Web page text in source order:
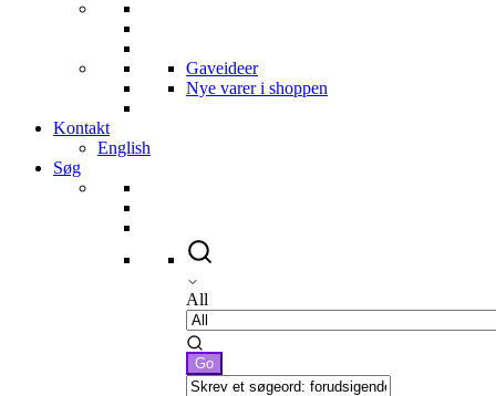
Gaveideer
Nye varer i shoppen
Kontakt
English
Søg
All